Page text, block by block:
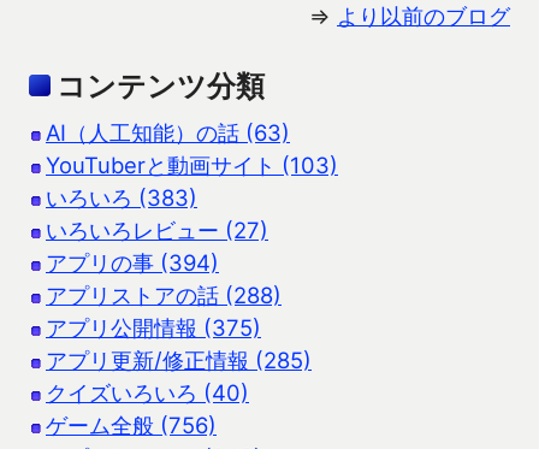
⇒ より以前のブログ
コンテンツ分類
AI（人工知能）の話 (63)
YouTuberと動画サイト (103)
いろいろ (383)
いろいろレビュー (27)
アプリの事 (394)
アプリストアの話 (288)
アプリ公開情報 (375)
アプリ更新/修正情報 (285)
クイズいろいろ (40)
ゲーム全般 (756)